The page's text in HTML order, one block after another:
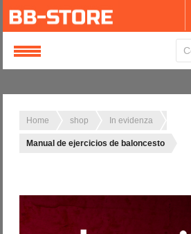
Home shop In evidenza
Manual de ejercicios de baloncesto
Login
Password